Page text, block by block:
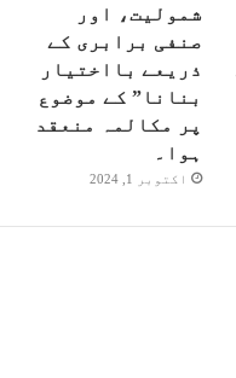
شمولیت، اور
صنفی برابری کے
ذریعے بااختیار
بنانا” کے موضوع
پر مکالمہ منعقد
ہوا۔
اکتوبر 1, 2024